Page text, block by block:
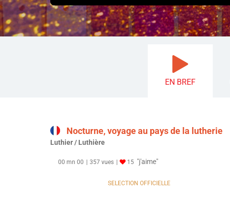
EN BREF
Nocturne, voyage au pays de la lutherie
Luthier / Luthière
00 mn 00 357 vues 15 "j'aime"
SELECTION OFFICIELLE